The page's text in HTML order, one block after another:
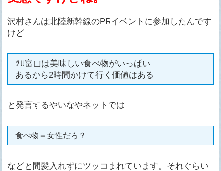
沢村さんは北陸新幹線のPRイベントに参加したんです
けど
ﾂꀀ富山は美味しい食べ物がいっぱい
あるから2時間かけて行く価値はある
と発言するやいなやネットでは
食べ物＝女性だろ？
などと間髪入れずにツッコまれています。それぐらい